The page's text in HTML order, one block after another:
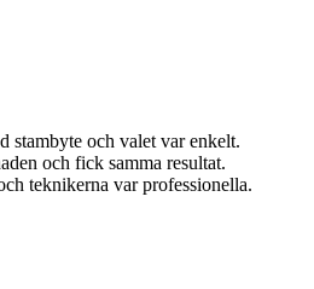
stambyte och valet var enkelt.
och fick samma resultat.
teknikerna var professionella.